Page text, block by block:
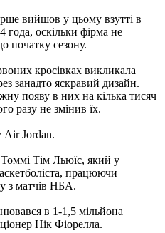
вийшов у цьому взутті в
года, оскільки фірма не
початку сезону.
кросівках викликала
занадто яскравий дизайн.
появу в них на кілька тисяч
разу не змінив їх.
Air Jordan.
Тім Льюїс, який у
працюючи
з матчів НБА.
в 1-1,5 мільйона
Нік Фіорелла.